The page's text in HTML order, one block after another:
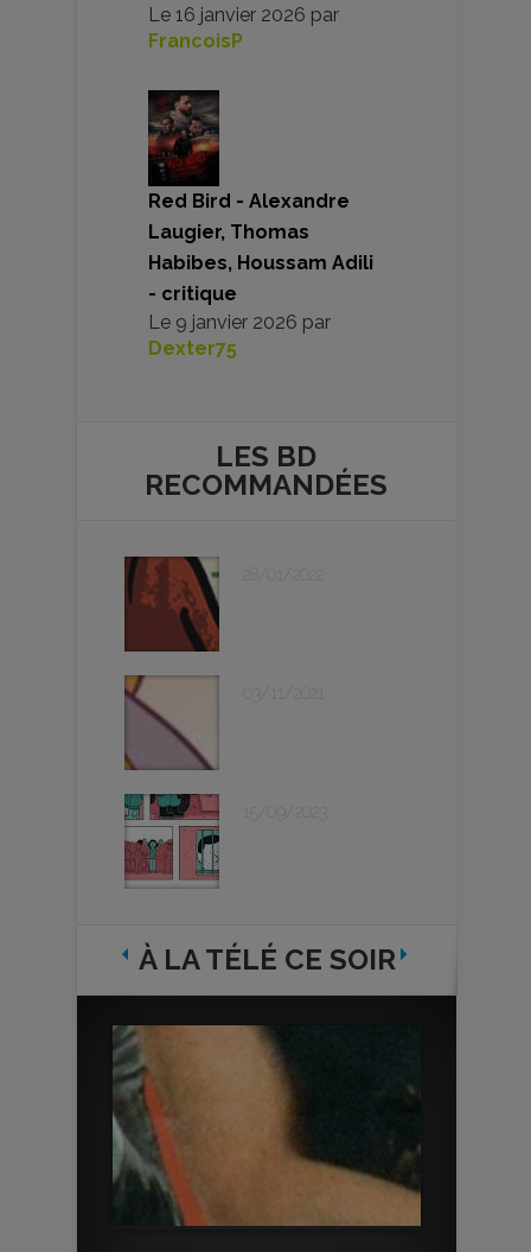
Le 16 janvier 2026 par
FrancoisP
Red Bird - Alexandre
Laugier, Thomas
Habibes, Houssam Adili
- critique
Le 9 janvier 2026 par
Dexter75
LES BD
RECOMMANDÉES
28/01/2022
À LA TÉLÉ CE SOIR